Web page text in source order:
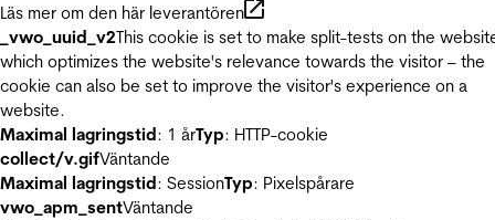
Läs mer om den här leverantören
_vwo_uuid_v2This cookie is set to make split-tests on the
which optimizes the website's relevance towards the visitor – the
cookie can also be set to improve the visitor's experience on a
website.
Maximal lagringstid: 1 årTyp: HTTP-cookie
collect/v.gifVäntande
Maximal lagringstid: SessionTyp: Pixelspårare
vwo_apm_sentVäntande